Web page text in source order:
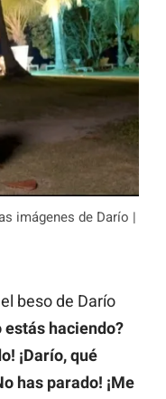
imágenes de Darío |
beso de Darío
estás haciendo?
¡Darío, qué
has parado! ¡Me